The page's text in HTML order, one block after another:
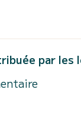
par les